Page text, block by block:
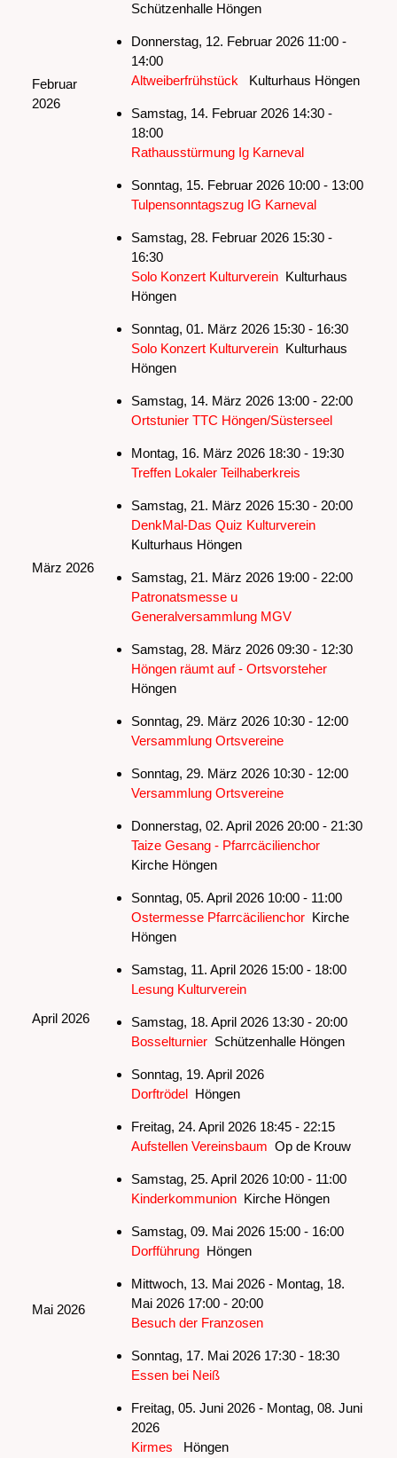
Februar
2026
Schützenhalle Höngen
Donnerstag, 12. Februar 2026 11:00 -
14:00
Altweiberfrühstück
Kulturhaus Höngen
Samstag, 14. Februar 2026 14:30 -
18:00
Rathausstürmung Ig Karneval
Sonntag, 15. Februar 2026 10:00 - 13:00
Tulpensonntagszug IG Karneval
Samstag, 28. Februar 2026 15:30 -
16:30
Solo Konzert Kulturverein Kulturhaus
Höngen
März 2026
Sonntag, 01. März 2026 15:30 - 16:30
Solo Konzert Kulturverein Kulturhaus
Höngen
Samstag, 14. März 2026 13:00 - 22:00
Ortstunier TTC Höngen/Süsterseel
Montag, 16. März 2026 18:30 - 19:30
Treffen Lokaler Teilhaberkreis
Samstag, 21. März 2026 15:30 - 20:00
DenkMal-Das Quiz Kulturverein
Kulturhaus Höngen
Samstag, 21. März 2026 19:00 - 22:00
Patronatsmesse u
Generalversammlung MGV
Samstag, 28. März 2026 09:30 - 12:30
Höngen räumt auf - Ortsvorsteher
Höngen
Sonntag, 29. März 2026 10:30 - 12:00
Versammlung Ortsvereine
Sonntag, 29. März 2026 10:30 - 12:00
Versammlung Ortsvereine
April 2026
Donnerstag, 02. April 2026 20:00 - 21:30
Taize Gesang - Pfarrcäcilienchor
Kirche Höngen
Sonntag, 05. April 2026 10:00 - 11:00
Ostermesse Pfarrcäcilienchor Kirche
Höngen
Samstag, 11. April 2026 15:00 - 18:00
Lesung Kulturverein
Samstag, 18. April 2026 13:30 - 20:00
Bosselturnier Schützenhalle Höngen
Sonntag, 19. April 2026
Dorftrödel Höngen
Freitag, 24. April 2026 18:45 - 22:15
Aufstellen Vereinsbaum Op de Krouw
Samstag, 25. April 2026 10:00 - 11:00
Kinderkommunion Kirche Höngen
Mai 2026
Samstag, 09. Mai 2026 15:00 - 16:00
Dorfführung Höngen
Mittwoch, 13. Mai 2026 - Montag, 18.
Mai 2026 17:00 - 20:00
Besuch der Franzosen
Sonntag, 17. Mai 2026 17:30 - 18:30
Essen bei Neiß
Freitag, 05. Juni 2026 - Montag, 08. Juni
2026
Kirmes
Höngen